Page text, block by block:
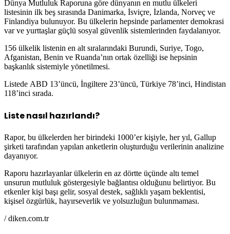
Dünya Mutluluk Raporuna göre dünyanın en mutlu ülkeleri
listesinin ilk beş sırasında Danimarka, İsviçre, İzlanda, Norveç ve
Finlandiya bulunuyor. Bu ülkelerin hepsinde parlamenter demokrasi
var ve yurttaşlar güçlü sosyal güvenlik sistemlerinden faydalanıyor.
156 ülkelik listenin en alt sıralarındaki Burundi, Suriye, Togo,
Afganistan, Benin ve Ruanda’nın ortak özelliği ise hepsinin
başkanlık sistemiyle yönetilmesi.
Listede ABD 13’üncü, İngiltere 23’üncü, Türkiye 78’inci, Hindistan
118’inci sırada.
Liste nasıl hazırlandı?
Rapor, bu ülkelerden her birindeki 1000’er kişiyle, her yıl, Gallup
şirketi tarafından yapılan anketlerin oluşturduğu verilerinin analizine
dayanıyor.
Raporu hazırlayanlar ülkelerin en az dörtte üçünde altı temel
unsurun mutluluk göstergesiyle bağlantısı olduğunu belirtiyor. Bu
etkenler kişi başı gelir, sosyal destek, sağlıklı yaşam beklentisi,
kişisel özgürlük, hayırseverlik ve yolsuzluğun bulunmaması.
/ diken.com.tr